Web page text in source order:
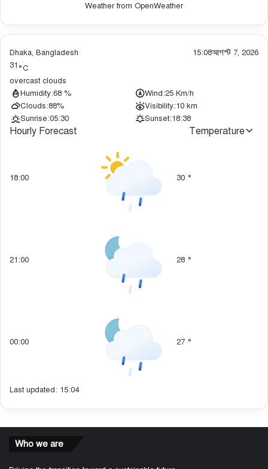
Weather from OpenWeather
Dhaka, Bangladesh 15:08আগস্ট 7, 2026
31 °C
overcast clouds
Humidity:68 % Wind:25 Km/h
Clouds:88% Visibility:10 km
Sunrise:05:30 Sunset:18:38
Hourly Forecast Temperature
18:00 30 °
21:00 28 °
00:00 27 °
Last updated: 15:04
Who we are